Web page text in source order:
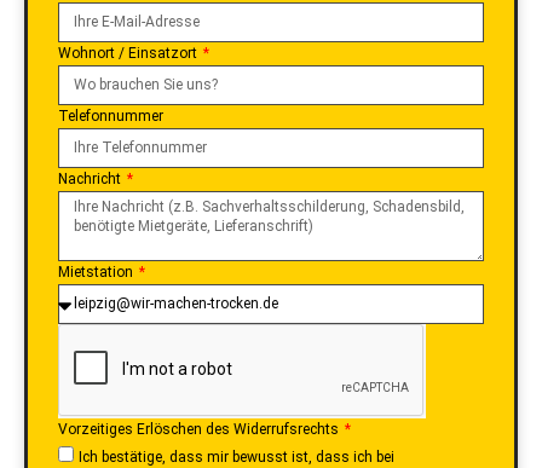
Wohnort / Einsatzort
Telefonnummer
Nachricht
Mietstation
Vorzeitiges Erlöschen des Widerrufsrechts
Ich bestätige, dass mir bewusst ist, dass ich bei